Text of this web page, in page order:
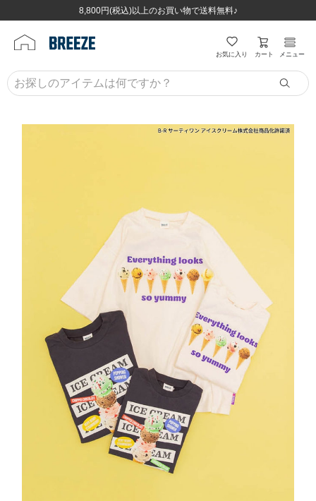
8,800円(税込)以上のお買い物で送料無料♪
ほぼ全品半額！！8/12(水)お昼12:59まで！！
8,800円(税込)以上のお買い物で送料無料♪
ほぼ全品半額！！8/12(水)お昼12:59まで！！
お気に入り カート メニュー